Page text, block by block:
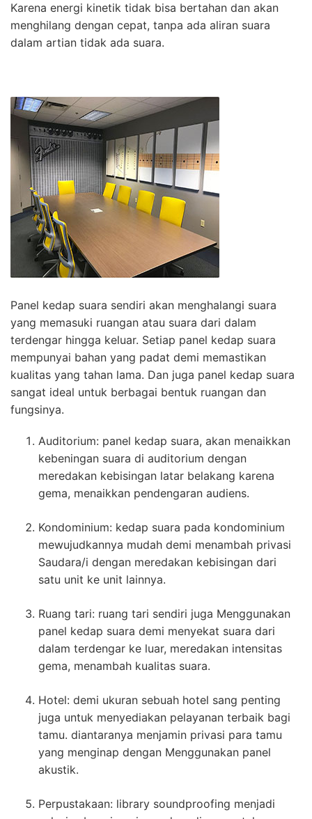
Karena energi kinetik tidak bisa bertahan dan akan
menghilang dengan cepat, tanpa ada aliran suara
dalam artian tidak ada suara.
Panel kedap suara sendiri akan menghalangi suara
yang memasuki ruangan atau suara dari dalam
terdengar hingga keluar. Setiap panel kedap suara
mempunyai bahan yang padat demi memastikan
kualitas yang tahan lama. Dan juga panel kedap suara
sangat ideal untuk berbagai bentuk ruangan dan
fungsinya.
Auditorium: panel kedap suara, akan menaikkan
kebeningan suara di auditorium dengan
meredakan kebisingan latar belakang karena
gema, menaikkan pendengaran audiens.
Kondominium: kedap suara pada kondominium
mewujudkannya mudah demi menambah privasi
Saudara/i dengan meredakan kebisingan dari
satu unit ke unit lainnya.
Ruang tari: ruang tari sendiri juga Menggunakan
panel kedap suara demi menyekat suara dari
dalam terdengar ke luar, meredakan intensitas
gema, menambah kualitas suara.
Hotel: demi ukuran sebuah hotel sang penting
juga untuk menyediakan pelayanan terbaik bagi
tamu. diantaranya menjamin privasi para tamu
yang menginap dengan Menggunakan panel
akustik.
Perpustakaan: library soundproofing menjadi